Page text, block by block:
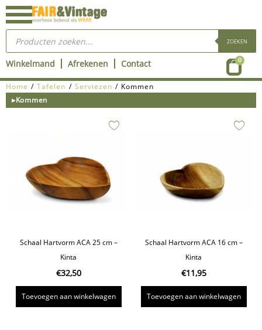
Ga
naar
inhoud
Producten
zoeken ZOEKEN
Winkelmand Afrekenen Contact 0
Home /Tafelen / Serviezen / Kommen
▸Kommen
Schaal Hartvorm ACA 25 cm –
Kinta
€32,50
Toevoegen aan winkelwagen
Schaal Hartvorm ACA 16 cm –
Kinta
€11,95
Toevoegen aan winkelwagen